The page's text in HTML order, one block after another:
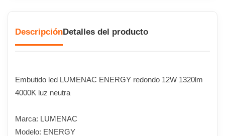
DescripciónDetalles del producto
Embutido led LUMENAC ENERGY redondo 12W 1320lm
4000K luz neutra
Marca: LUMENAC
Modelo: ENERGY